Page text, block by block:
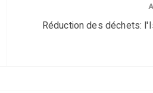
Réduction des déchets: